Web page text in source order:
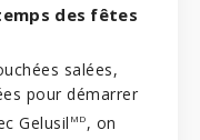
des fêtes
salées,
pour démarrer
Gelusil MD , on